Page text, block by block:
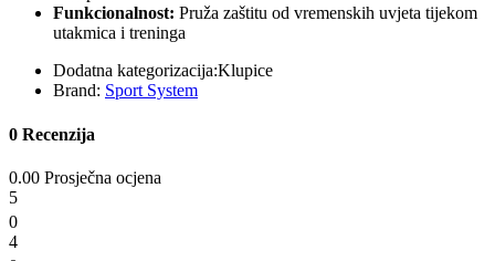
Funkcionalnost: Pruža zaštitu od vremenskih uvjeta tijekom
utakmica i treninga
Dodatna kategorizacija:Klupice
Brand: Sport System
0 Recenzija
0.00 Prosječna ocjena
5
0
4